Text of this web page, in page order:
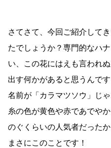
さてさて、今回ご紹介して
たでしょうか？専門的なハ
い、この花にはえも言われ
出す何かがあると思うんで
名前が「カラマツソウ」じ
糸の色が黄色や赤であでや
のぐくらいの人気者だった
まさにこのことです！